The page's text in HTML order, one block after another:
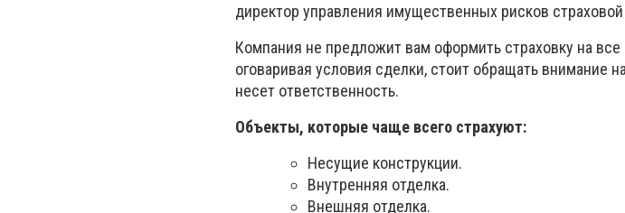
директор управления имущественных рисков
Компания не предложит вам оформить страховку на
оговаривая условия сделки, стоит обращать внимание
несет ответственность.
Объекты, которые чаще всего страхуют:
Несущие конструкции.
Внутренняя отделка.
Внешняя отделка.